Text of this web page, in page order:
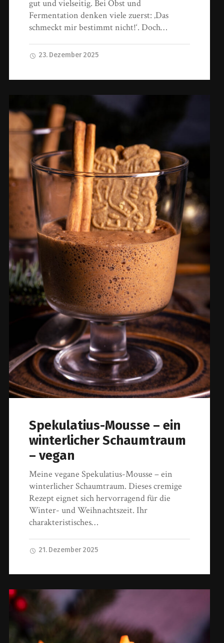
gut und vielseitig. Bei Obst und
Fermentation denken viele zuerst: ‚Das
schmeckt mir bestimmt nicht!‘. Doch…
23. Dezember 2025
Spekulatius-Mousse – ein
winterlicher Schaumtraum
– vegan
Meine vegane Spekulatius-Mousse – ein
winterlicher Schaumtraum. Dieses cremige
Rezept eignet sich hervorragend für die
Winter- und Weihnachtszeit. Ihr
charakteristisches…
21. Dezember 2025